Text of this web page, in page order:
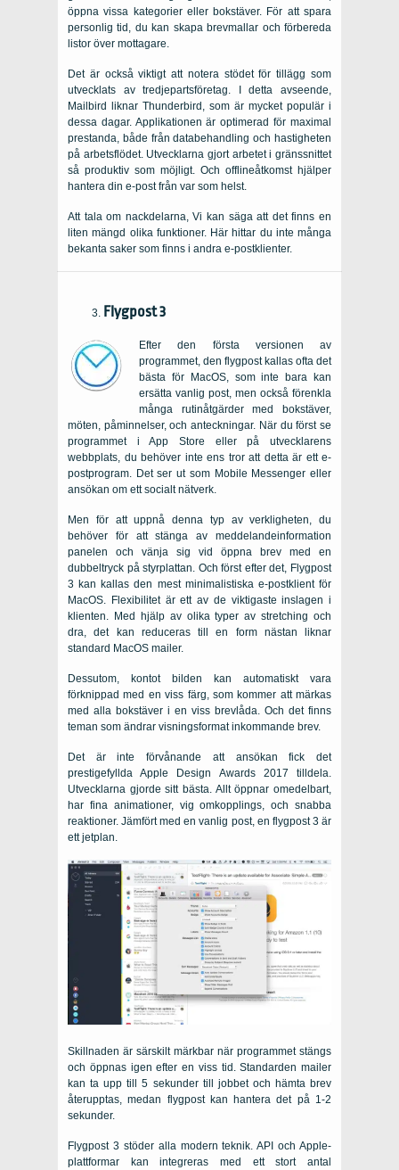
öppna vissa kategorier eller bokstäver. För att spara
personlig tid, du kan skapa brevmallar och förbereda
listor över mottagare.
Det är också viktigt att notera stödet för tillägg som
utvecklats av tredjepartsföretag. I detta avseende,
Mailbird liknar Thunderbird, som är mycket populär i
dessa dagar. Applikationen är optimerad för maximal
prestanda, både från databehandling och hastigheten
på arbetsflödet. Utvecklarna gjort arbetet i gränssnittet
så produktiv som möjligt. Och offlineåtkomst hjälper
hantera din e-post från var som helst.
Att tala om nackdelarna, Vi kan säga att det finns en
liten mängd olika funktioner. Här hittar du inte många
bekanta saker som finns i andra e-postklienter.
Flygpost 3
Efter den första versionen av
programmet, den flygpost kallas ofta det
bästa för MacOS, som inte bara kan
ersätta vanlig post, men också förenkla
många rutinåtgärder med bokstäver,
möten, påminnelser, och anteckningar. När du först se
programmet i App Store eller på utvecklarens
webbplats, du behöver inte ens tror att detta är ett e-
postprogram. Det ser ut som Mobile Messenger eller
ansökan om ett socialt nätverk.
Men för att uppnå denna typ av verkligheten, du
behöver för att stänga av meddelandeinformation
panelen och vänja sig vid öppna brev med en
dubbeltryck på styrplattan. Och först efter det, Flygpost
3 kan kallas den mest minimalistiska e-postklient för
MacOS. Flexibilitet är ett av de viktigaste inslagen i
klienten. Med hjälp av olika typer av stretching och
dra, det kan reduceras till en form nästan liknar
standard MacOS mailer.
Dessutom, kontot bilden kan automatiskt vara
förknippad med en viss färg, som kommer att märkas
med alla bokstäver i en viss brevlåda. Och det finns
teman som ändrar visningsformat inkommande brev.
Det är inte förvånande att ansökan fick det
prestigefyllda Apple Design Awards 2017 tilldela.
Utvecklarna gjorde sitt bästa. Allt öppnar omedelbart,
har fina animationer, vig omkopplings, och snabba
reaktioner. Jämfört med en vanlig post, en flygpost 3 är
ett jetplan.
Skillnaden är särskilt märkbar när programmet stängs
och öppnas igen efter en viss tid. Standarden mailer
kan ta upp till 5 sekunder till jobbet och hämta brev
återupptas, medan flygpost kan hantera det på 1-2
sekunder.
Flygpost 3 stöder alla modern teknik. API och Apple-
plattformar kan integreras med ett stort antal